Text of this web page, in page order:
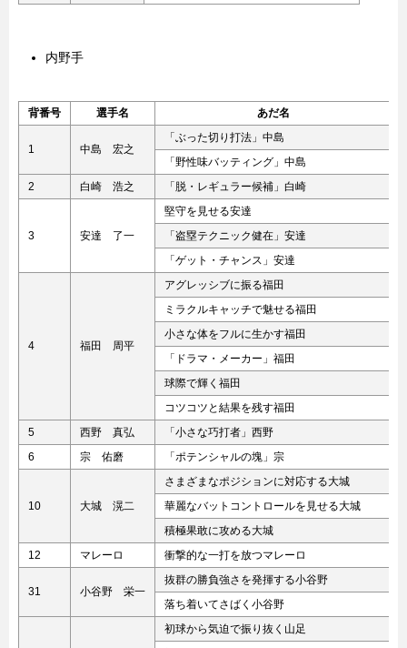
内野手
背番号 選手名 あだ名
1 中島 宏之
「ぶった切り打法」中島
「野性味バッティング」中島
2
白崎 浩之 「脱・レギュラー候補」白崎
3 安達 了一
堅守を見せる安達
「盗塁テクニック健在」安達
「ゲット・チャンス」安達
4 福田 周平
アグレッシブに振る福田
ミラクルキャッチで魅せる福田
小さな体をフルに生かす福田
「ドラマ・メーカー」福田
球際で輝く福田
コツコツと結果を残す福田
5
西野 真弘
「小さな巧打者」西野
6
宗 佑磨 「ポテンシャルの塊」宗
10 大城 滉二
さまざまなポジションに対応する大城
華麗なバットコントロールを見せる大城
積極果敢に攻める大城
12
マレーロ 衝撃的な一打を放つマレーロ
31 小谷野 栄一
抜群の勝負強さを発揮する小谷野
落ち着いてさばく小谷野
初球から気迫で振り抜く山足